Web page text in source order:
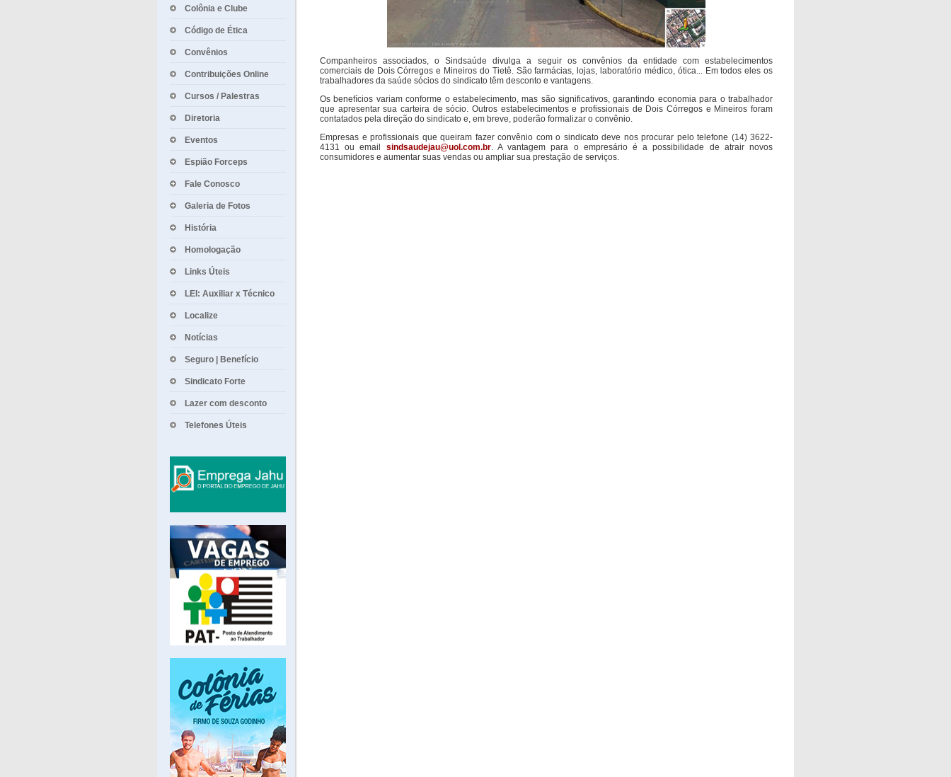
Colônia e Clube
Código de Ética
Convênios
Contribuições Online
Cursos / Palestras
Diretoria
Eventos
Espião Forceps
Fale Conosco
Galeria de Fotos
História
Homologação
Links Úteis
LEI: Auxiliar x Técnico
Localize
Notícias
Seguro | Benefício
Sindicato Forte
Lazer com desconto
Telefones Úteis
Companheiros associados, o Sindsaúde divulga a seguir os convênios da entidade com estabelecimentos
comerciais de Dois Córregos e Mineiros do Tietê. São farmácias, lojas, laboratório médico, ótica... Em todos eles os
trabalhadores da saúde sócios do sindicato têm desconto e vantagens.
Os benefícios variam conforme o estabelecimento, mas são significativos, garantindo economia para o trabalhador
que apresentar sua carteira de sócio. Outros estabelecimentos e profissionais de Dois Córregos e Mineiros foram
contatados pela direção do sindicato e, em breve, poderão formalizar o convênio.
Empresas e profissionais que queiram fazer convênio com o sindicato deve nos procurar pelo telefone (14) 3622-
4131 ou email sindsaudejau@uol.com.br. A vantagem para o empresário é a possibilidade de atrair novos
consumidores e aumentar suas vendas ou ampliar sua prestação de serviços.